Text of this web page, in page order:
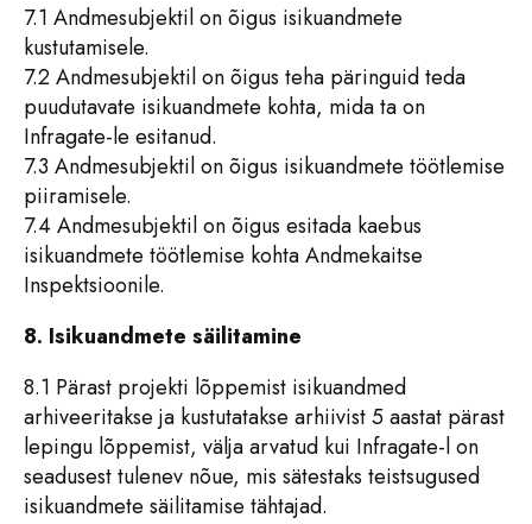
7.1 Andmesubjektil on õigus isikuandmete
kustutamisele.
7.2 Andmesubjektil on õigus teha päringuid teda
puudutavate isikuandmete kohta, mida ta on
Infragate-le esitanud.
7.3 Andmesubjektil on õigus isikuandmete töötlemise
piiramisele.
7.4 Andmesubjektil on õigus esitada kaebus
isikuandmete töötlemise kohta Andmekaitse
Inspektsioonile.
8. Isikuandmete säilitamine
8.1 Pärast projekti lõppemist isikuandmed
arhiveeritakse ja kustutatakse arhiivist 5 aastat pärast
lepingu lõppemist, välja arvatud kui Infragate-l on
seadusest tulenev nõue, mis sätestaks teistsugused
isikuandmete säilitamise tähtajad.